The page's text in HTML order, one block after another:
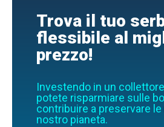
Trova il tuo
flessibile al
prezzo!
Investendo in un
potete risparmiare sulle
contribuire a preservare le
nostro pianeta.